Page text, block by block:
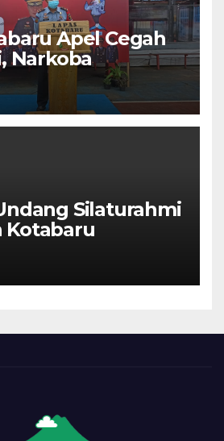
Apel Cegah
Narkoba
Silaturahmi
Kotabaru